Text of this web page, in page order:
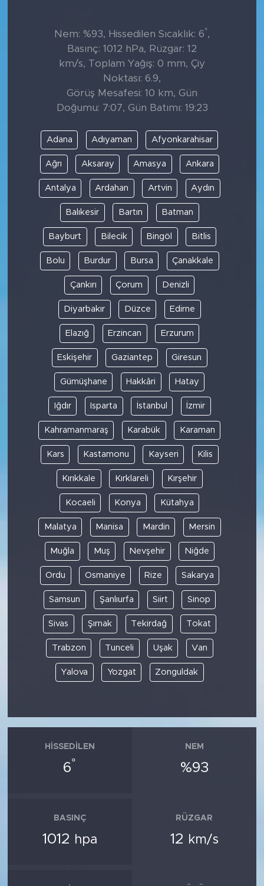
Nem: %93, Hissedilen Sıcaklık: 6°,
Basınç: 1012 hPa, Rüzgar: 12
km/s, Toplam Yağış: 0 mm, Çiy
Noktası: 6.9,
Görüş Mesafesi: 10 km, Gün
Doğumu: 7:07, Gün Batımı: 19:23
Adana Adıyaman Afyonkarahisar
Ağrı Aksaray Amasya Ankara
Antalya Ardahan Artvin Aydın
Balıkesir Bartın Batman
Bayburt Bilecik Bingöl Bitlis
Bolu Burdur Bursa Çanakkale
Çankırı Çorum Denizli
Diyarbakır Düzce Edirne
Elazığ Erzincan Erzurum
Eskişehir Gaziantep Giresun
Gümüşhane Hakkâri Hatay
Iğdır Isparta İstanbul İzmir
Kahramanmaraş Karabük Karaman
Kars Kastamonu Kayseri Kilis
Kırıkkale Kırklareli Kırşehir
Kocaeli Konya Kütahya
Malatya Manisa Mardin Mersin
Muğla Muş Nevşehir Niğde
Ordu Osmaniye Rize Sakarya
Samsun Şanlıurfa Siirt Sinop
Sivas Şırnak Tekirdağ Tokat
Trabzon Tunceli Uşak Van
Yalova Yozgat Zonguldak
HISSEDILEN
6°
NEM
%93
BASINÇ
1012 hpa
RÜZGAR
12 km/s